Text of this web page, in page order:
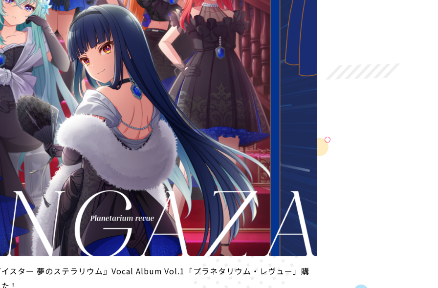
スター 夢のステラリウム』Vocal Album Vol.1「プラネタリウム・レヴュー」購
！